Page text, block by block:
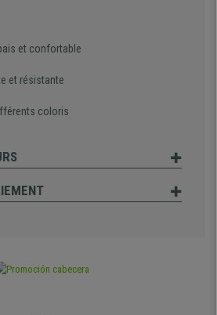
et confortable
et résistante
coloris